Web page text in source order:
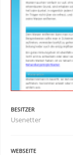
BESITZER
Usenetter
WEBSEITE